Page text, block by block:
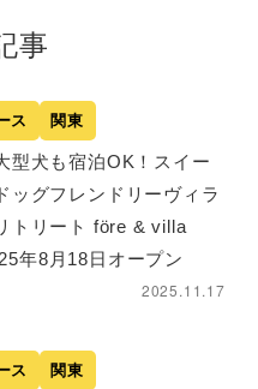
事
ス 関東
型犬も宿泊OK！スイー
ッグフレンドリーヴィラ
トリート före & villa
年8月18日オープン
2025.11.17
ス 関東